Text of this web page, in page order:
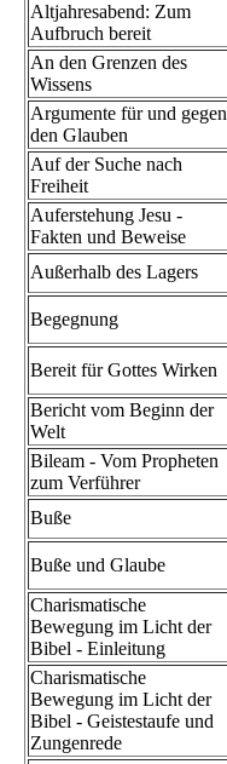
Altjahresabend: Zum
Aufbruch bereit
An den Grenzen des
Wissens
Argumente für und gegen
den Glauben
Auf der Suche nach
Freiheit
Auferstehung Jesu -
Fakten und Beweise
Außerhalb des Lagers
Begegnung
Bereit für Gottes Wirken
Bericht vom Beginn der
Welt
Bileam - Vom Propheten
zum Verführer
Buße
Buße und Glaube
Charismatische
Bewegung im Licht der
Bibel - Einleitung
Charismatische
Bewegung im Licht der
Bibel - Geistestaufe und
Zungenrede